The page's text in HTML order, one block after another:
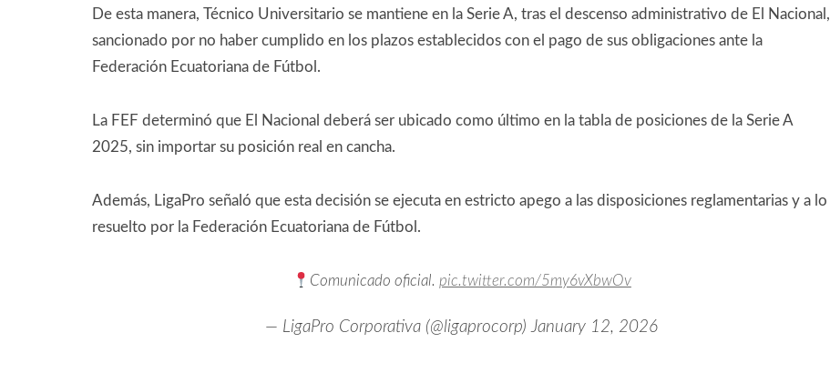
De esta manera, Técnico Universitario se mantiene en la Serie A, tras el descenso administrativo de El Nacional,
sancionado por no haber cumplido en los plazos establecidos con el pago de sus obligaciones ante la
Federación Ecuatoriana de Fútbol.
La FEF determinó que El Nacional deberá ser ubicado como último en la tabla de posiciones de la Serie A
2025, sin importar su posición real en cancha.
Además, LigaPro señaló que esta decisión se ejecuta en estricto apego a las disposiciones reglamentarias y a lo
resuelto por la Federación Ecuatoriana de Fútbol.
Comunicado oficial. pic.twitter.com/5my6vXbwOv
— LigaPro Corporativa (@ligaprocorp) January 12, 2026